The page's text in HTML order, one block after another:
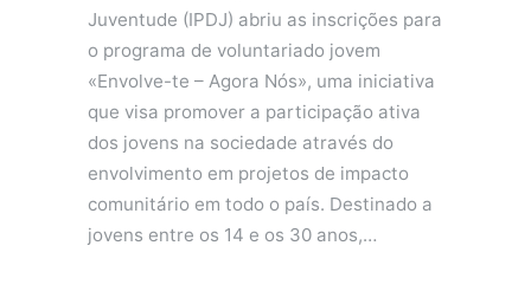
Juventude (IPDJ) abriu as inscrições para
o programa de voluntariado jovem
«Envolve-te – Agora Nós», uma iniciativa
que visa promover a participação ativa
dos jovens na sociedade através do
envolvimento em projetos de impacto
comunitário em todo o país. Destinado a
jovens entre os 14 e os 30 anos,…